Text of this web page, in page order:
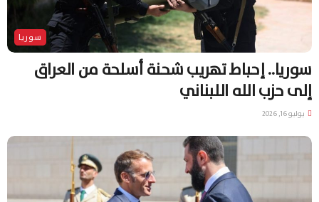
سوريا
سوريا.. إحباط تهريب شحنة أسلحة من العراق
إلى حزب الله اللبناني
يوليو 16, 2026